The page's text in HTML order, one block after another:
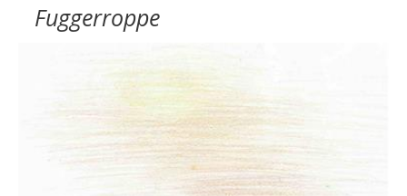
Fuggerroppe